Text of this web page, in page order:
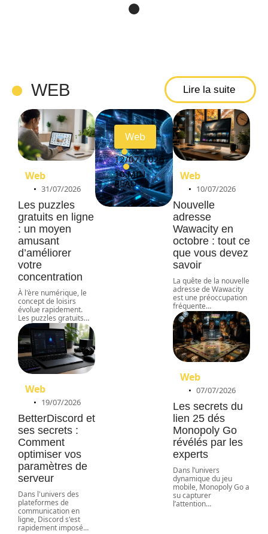
WEB Lire la suite
Web
31/07/2026
Les puzzles
gratuits en ligne
: un moyen
amusant
d’améliorer
votre
concentration
À l'ère numérique, le
concept de loisirs
évolue rapidement.
Les puzzles gratuits…
Web
19/07/2026
BetterDiscord et
ses secrets :
Comment
optimiser vos
paramètres de
serveur
Dans l'univers des
plateformes de
communication en
ligne, Discord s'est
rapidement imposé…
pour
Web
12/07/2026
10 MIN
READ
Web
10/07/2026
Nouvelle
adresse
Wawacity en
octobre : tout ce
que vous devez
savoir
La quête de la nouvelle
adresse de Wawacity
est une préoccupation
fréquente…
Web
07/07/2026
Les secrets du
lien 25 dés
Monopoly Go
révélés par les
experts
Dans l’univers
dynamique du jeu
mobile, Monopoly Go a
su capturer
l’attention…